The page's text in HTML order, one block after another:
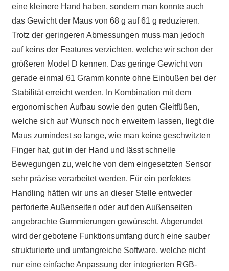
eine kleinere Hand haben, sondern man konnte auch
das Gewicht der Maus von 68 g auf 61 g reduzieren.
Trotz der geringeren Abmessungen muss man jedoch
auf keins der Features verzichten, welche wir schon der
größeren Model D kennen. Das geringe Gewicht von
gerade einmal 61 Gramm konnte ohne Einbußen bei der
Stabilität erreicht werden. In Kombination mit dem
ergonomischen Aufbau sowie den guten Gleitfüßen,
welche sich auf Wunsch noch erweitern lassen, liegt die
Maus zumindest so lange, wie man keine geschwitzten
Finger hat, gut in der Hand und lässt schnelle
Bewegungen zu, welche von dem eingesetzten Sensor
sehr präzise verarbeitet werden. Für ein perfektes
Handling hätten wir uns an dieser Stelle entweder
perforierte Außenseiten oder auf den Außenseiten
angebrachte Gummierungen gewünscht. Abgerundet
wird der gebotene Funktionsumfang durch eine sauber
strukturierte und umfangreiche Software, welche nicht
nur eine einfache Anpassung der integrierten RGB-